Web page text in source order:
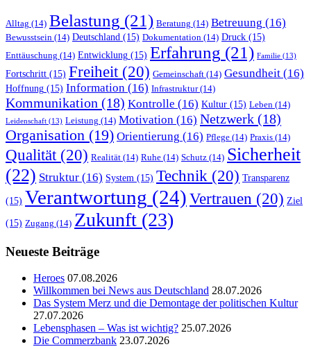
Alltag (14) Belastung (21) Beratung (14) Betreuung (16)
Bewusstsein (14) Deutschland (15) Dokumentation (14) Druck (15)
Enttäuschung (14) Entwicklung (15) Erfahrung (21) Familie (13)
Fortschritt (15) Freiheit (20) Gemeinschaft (14) Gesundheit (16)
Hoffnung (15) Information (16) Infrastruktur(14)
Kommunikation (18) Kontrolle (16) Kultur (15) Leben (14)
Leidenschaft (13) Leistung (14) Motivation (16) Netzwerk (18)
Organisation (19) Orientierung (16) Pflege (14) Praxis (14)
Qualität (20) Realität (14) Ruhe (14) Schutz (14) Sicherheit
(22) Struktur (16) System (15) Technik (20) Transparenz
(15) Verantwortung (24)Vertrauen (20) Ziel
(15) Zugang (14) Zukunft (23)
Neueste Beiträge
Heroes 07.08.2026
Willkommen bei News aus Deutschland 28.07.2026
Das System Merz und die Demontage der politischen Kultur
27.07.2026
Lebensphasen – Was ist wichtig? 25.07.2026
Die Commerzbank 23.07.2026